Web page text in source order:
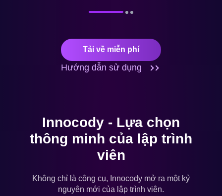
Tải về miễn phí
Hướng dẫn sử dụng
Innocody - Lựa chọn
thông minh của lập trình
viên
Không chỉ là công cụ, Innocody mở ra một kỷ
nguyên mới của lập trình viên.